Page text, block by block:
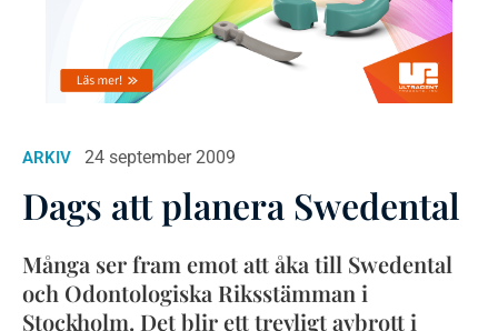
ARKIV 24 september 2009
Dags att planera Swedental
Många ser fram emot att åka till Swedental
och Odontologiska Riksstämman i
Stockholm. Det blir ett trevligt avbrott i